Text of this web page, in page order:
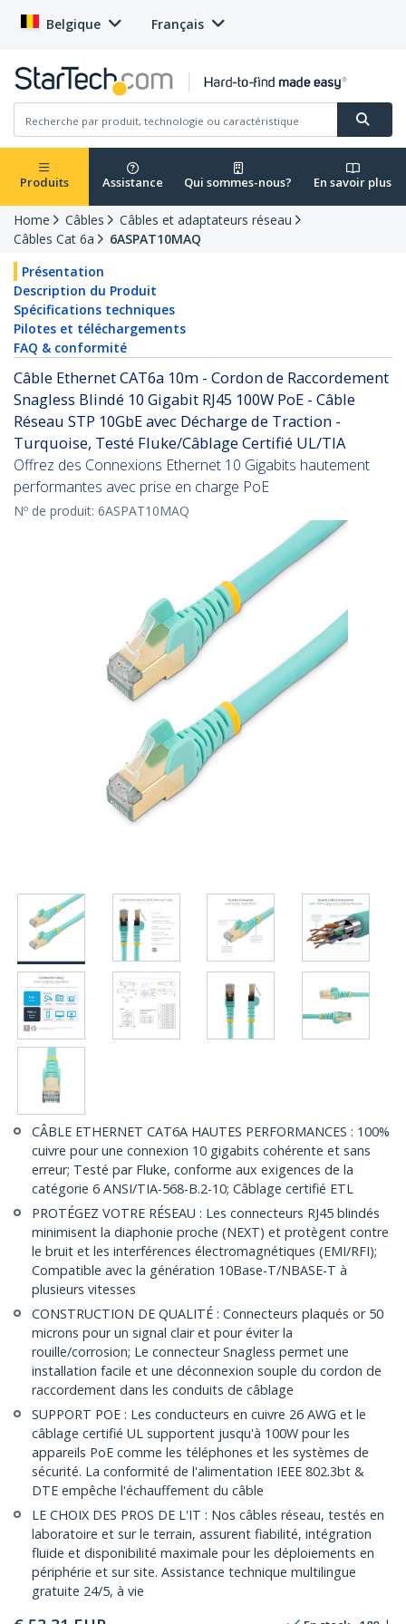
Belgique Français
Produits Assistance Qui sommes-nous? En savoir plus
Home Câbles
Câbles et adaptateurs réseau
Câbles Cat 6a
6ASPAT10MAQ
Présentation
Description du Produit
Spécifications techniques
Pilotes et téléchargements
FAQ & conformité
Câble Ethernet CAT6a 10m - Cordon de Raccordement
Snagless Blindé 10 Gigabit RJ45 100W PoE - Câble
Réseau STP 10GbE avec Décharge de Traction -
Turquoise, Testé Fluke/Câblage Certifié UL/TIA
Offrez des Connexions Ethernet 10 Gigabits hautement
performantes avec prise en charge PoE
Nº de produit: 6ASPAT10MAQ
CÂBLE ETHERNET CAT6A HAUTES PERFORMANCES : 100%
cuivre pour une connexion 10 gigabits cohérente et sans
erreur; Testé par Fluke, conforme aux exigences de la
catégorie 6 ANSI/TIA-568-B.2-10; Câblage certifié ETL
PROTÉGEZ VOTRE RÉSEAU : Les connecteurs RJ45 blindés
minimisent la diaphonie proche (NEXT) et protègent contre
le bruit et les interférences électromagnétiques (EMI/RFI);
Compatible avec la génération 10Base-T/NBASE-T à
plusieurs vitesses
CONSTRUCTION DE QUALITÉ : Connecteurs plaqués or 50
microns pour un signal clair et pour éviter la
rouille/corrosion; Le connecteur Snagless permet une
installation facile et une déconnexion souple du cordon de
raccordement dans les conduits de câblage
SUPPORT POE : Les conducteurs en cuivre 26 AWG et le
câblage certifié UL supportent jusqu'à 100W pour les
appareils PoE comme les téléphones et les systèmes de
sécurité. La conformité de l'alimentation IEEE 802.3bt &
DTE empêche l'échauffement du câble
LE CHOIX DES PROS DE L'IT : Nos câbles réseau, testés en
laboratoire et sur le terrain, assurent fiabilité, intégration
fluide et disponibilité maximale pour les déploiements en
périphérie et sur site. Assistance technique multilingue
gratuite 24/5, à vie